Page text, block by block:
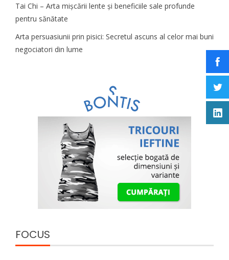
Tai Chi – Arta mișcării lente și beneficiile sale profunde
pentru sănătate
Arta persuasiunii prin pisici: Secretul ascuns al celor mai buni
negociatori din lume
FOCUS